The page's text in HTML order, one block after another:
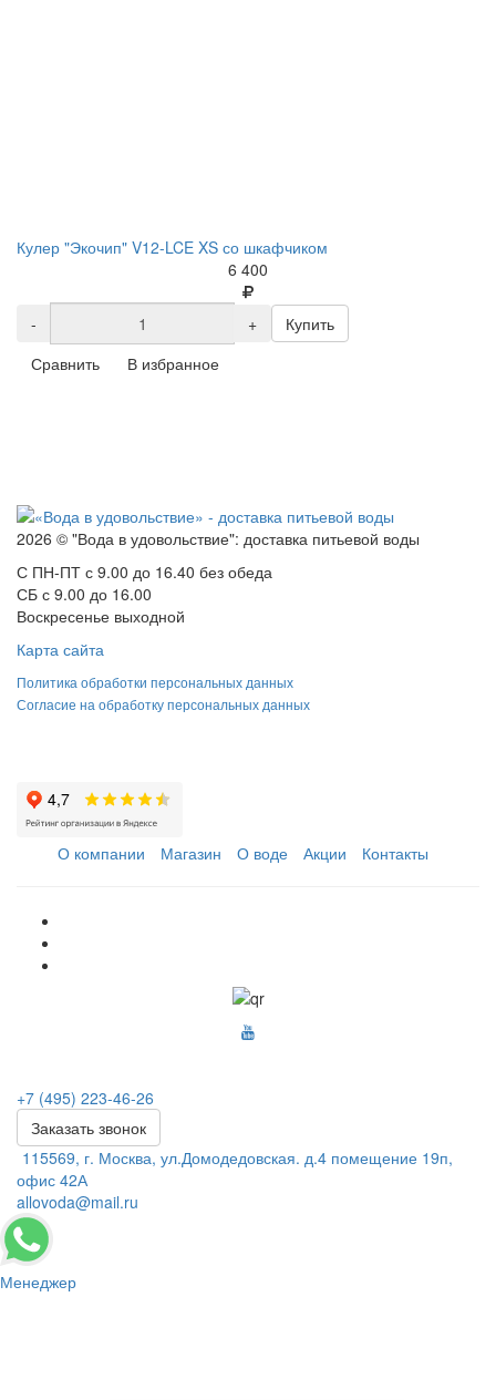
Кулер "Экочип" V12-LCE XS со шкафчиком
6 400
- +
Купить
Сравнить
В избранное
2026 © "Вода в удовольствие": доставка питьевой воды
С ПН-ПТ с 9.00 до 16.40 без обеда
СБ с 9.00 до 16.00
Воскресенье выходной
Карта сайта
Политика обработки персональных данных
Согласие на обработку персональных данных
О компании Магазин О воде Акции Контакты
+7 (495) 223-46-26
Заказать звонок
115569, г. Москва, ул.Домодедовская. д.4 помещение 19п,
офис 42А
allovoda@mail.ru
Менеджер